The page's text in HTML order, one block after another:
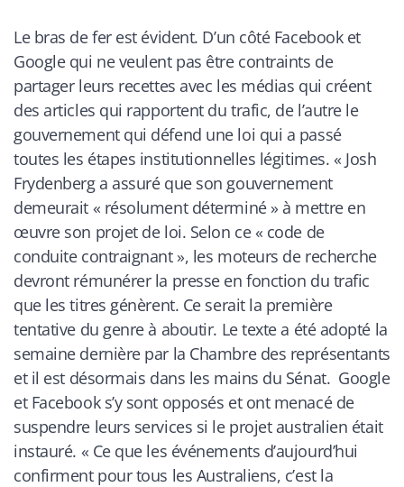
Le bras de fer est évident. D’un côté Facebook et
Google qui ne veulent pas être contraints de
partager leurs recettes avec les médias qui créent
des articles qui rapportent du trafic, de l’autre le
gouvernement qui défend une loi qui a passé
toutes les étapes institutionnelles légitimes. « Josh
Frydenberg a assuré que son gouvernement
demeurait « résolument déterminé » à mettre en
œuvre son projet de loi. Selon ce « code de
conduite contraignant », les moteurs de recherche
devront rémunérer la presse en fonction du trafic
que les titres génèrent. Ce serait la première
tentative du genre à aboutir. Le texte a été adopté la
semaine dernière par la Chambre des représentants
et il est désormais dans les mains du Sénat. Google
et Facebook s’y sont opposés et ont menacé de
suspendre leurs services si le projet australien était
instauré. « Ce que les événements d’aujourd’hui
confirment pour tous les Australiens, c’est la